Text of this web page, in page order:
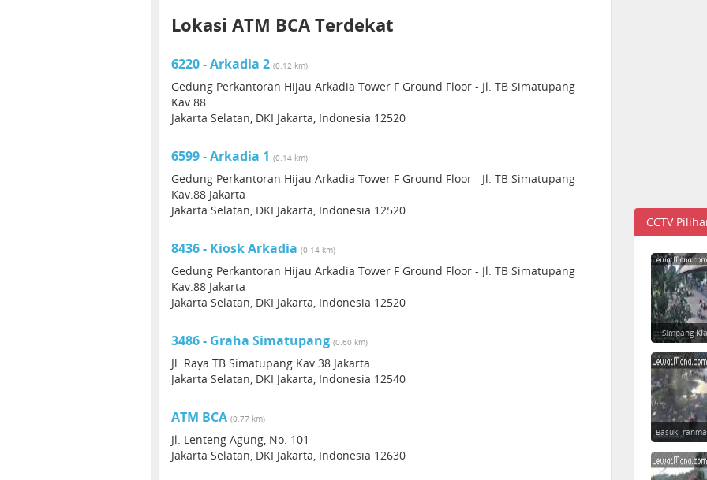
Lokasi ATM BCA Terdekat
6220 - Arkadia 2 (0.12 km)
Gedung Perkantoran Hijau Arkadia Tower F Ground Floor - Jl. TB Simatupang
Kav.88
Jakarta Selatan, DKI Jakarta, Indonesia 12520
6599 - Arkadia 1 (0.14 km)
Gedung Perkantoran Hijau Arkadia Tower F Ground Floor - Jl. TB Simatupang
Kav.88 Jakarta
Jakarta Selatan, DKI Jakarta, Indonesia 12520
8436 - Kiosk Arkadia (0.14 km)
Gedung Perkantoran Hijau Arkadia Tower F Ground Floor - Jl. TB Simatupang
Kav.88 Jakarta
Jakarta Selatan, DKI Jakarta, Indonesia 12520
3486 - Graha Simatupang (0.60 km)
Jl. Raya TB Simatupang Kav 38 Jakarta
Jakarta Selatan, DKI Jakarta, Indonesia 12540
ATM BCA (0.77 km)
Jl. Lenteng Agung, No. 101
Jakarta Selatan, DKI Jakarta, Indonesia 12630
CCTV
Simpang
Basuki